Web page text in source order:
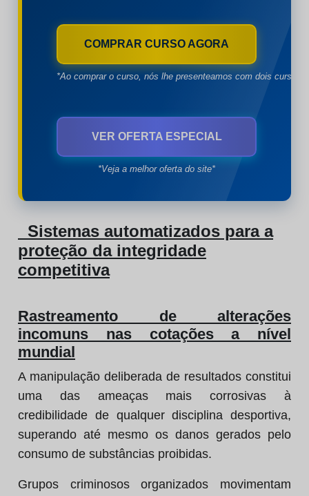
COMPRAR CURSO AGORA
*Ao comprar o curso, nós lhe presenteamos com dois cursos
VER OFERTA ESPECIAL
*Veja a melhor oferta do site*
Sistemas automatizados para a
proteção da integridade
competitiva
Rastreamento de alterações
incomuns nas cotações a nível
mundial
A manipulação deliberada de resultados constitui
uma das ameaças mais corrosivas à
credibilidade de qualquer disciplina desportiva,
superando até mesmo os danos gerados pelo
consumo de substâncias proibidas.
Grupos criminosos organizados movimentam